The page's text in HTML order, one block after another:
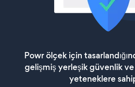
Powr ölçek için
gelişmiş yerleşik güvenlik
yeteneklere